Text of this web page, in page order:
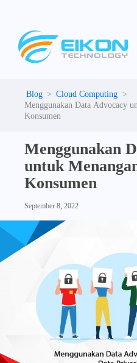
content
Cloud Computing
Menggunakan Data Advocacy
Konsumen
Menggunakan
untuk
Konsumen
September 8, 2022
e
g
i
e
s